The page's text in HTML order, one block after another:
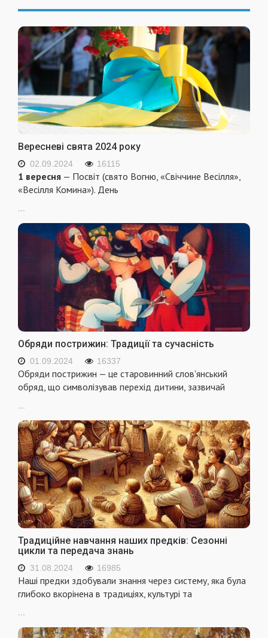
Вересневі свята 2024 року
02.09.2024 16115
1 вересня — Посвіт (свято Вогню, «Свіччине Весілля»,
«Весілля Комина»). День
...
Обряди пострижин: Традиції та сучасність
01.09.2024 16337
Обряди пострижин — це старовинний слов'янський
обряд, що символізував перехід дитини, зазвичай
Традиційне навчання наших предків: Сезонні
цикли та передача знань
31.08.2024 16985
Наші предки здобували знання через систему, яка була
глибоко вкорінена в традиціях, культурі та